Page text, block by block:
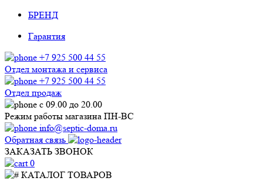
БРЕНД
Гарантия
+7 925 500 44 55
Отдел монтажа и сервиса
+7 925 500 44 55
Отдел продаж
с 09.00 до 20.00
Режим работы магазина ПН-ВС
info@septic-doma.ru
Обратная связь
ЗАКАЗАТЬ ЗВОНОК
0
КАТАЛОГ ТОВАРОВ